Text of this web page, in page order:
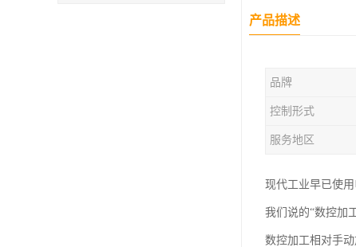
产品描述
品牌
控制形式
服务地区
现代工业早已使
我们说的“数控加工
数控加工相对手